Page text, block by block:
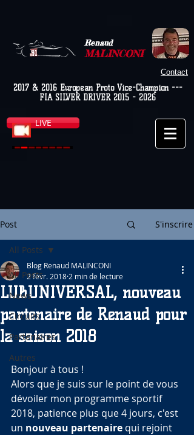
Renaud
MALINCONI
Contact
2017 & 2016 European Proto Vice-Champion ---
FIA SILVER DRIVER 2015 - 2026
LIVE
Post S'inscrire
All Posts
News
Circuits
Partenaires
Autres
All Posts
LUBUNIVERSAL, nouveau
partenaire de Renaud pour
la saison 2018
Blog Renaud MALINCONI
2 févr. 2018 2 min de lecture
Bonjour à tous !
Alors que je suis sur le point de vous
dévoiler mon programme sportif
2018, patience plus que 4 jours, c'est
un nouveau partenaire qui rejoint